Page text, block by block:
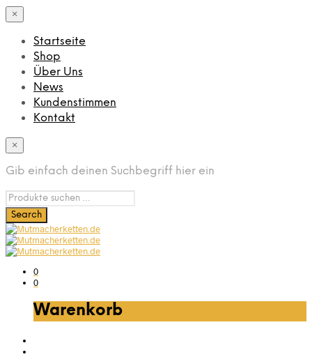
×
Startseite
Shop
Über Uns
News
Kundenstimmen
Kontakt
×
Gib einfach deinen Suchbegriff hier ein
0
0
Warenkorb